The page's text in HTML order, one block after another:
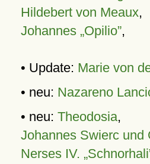
Hildebert von Meaux,
Johannes „Opilio”,
• Update: Marie von
• neu: Nazareno
• neu: Theodosia,
Johannes Swierc und
Nerses IV.